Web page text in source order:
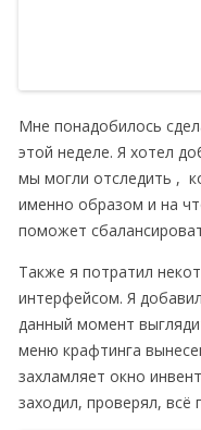
Мне понадобилось
этой неделе. Я хотел
мы могли отследить ,
именно образом и на
поможет
Также я потратил
интерфейсом. Я
данный момент
меню крафтинга
захламляет окно
заходил, проверял,